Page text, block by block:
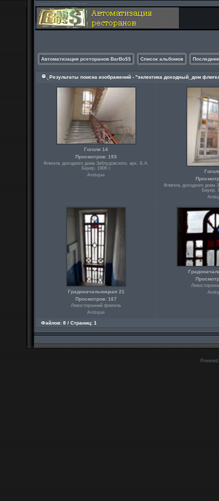
Автоматизация рсеторанов BarBo$$ Список альбомов
Результаты поиска изображений - "эклектика доходный_дом
Гоголя 14
Просмотров: 193
Флигель доходного дома Заблудовского, арх. Б.А.
Бауер, 1906 г.
Antique
Флигель доходного дома
Бауер,
Градоначальницкая 21
Просмотров: 167
Левосторонний флигель
Antique
Файлов: 8 / Страниц: 1